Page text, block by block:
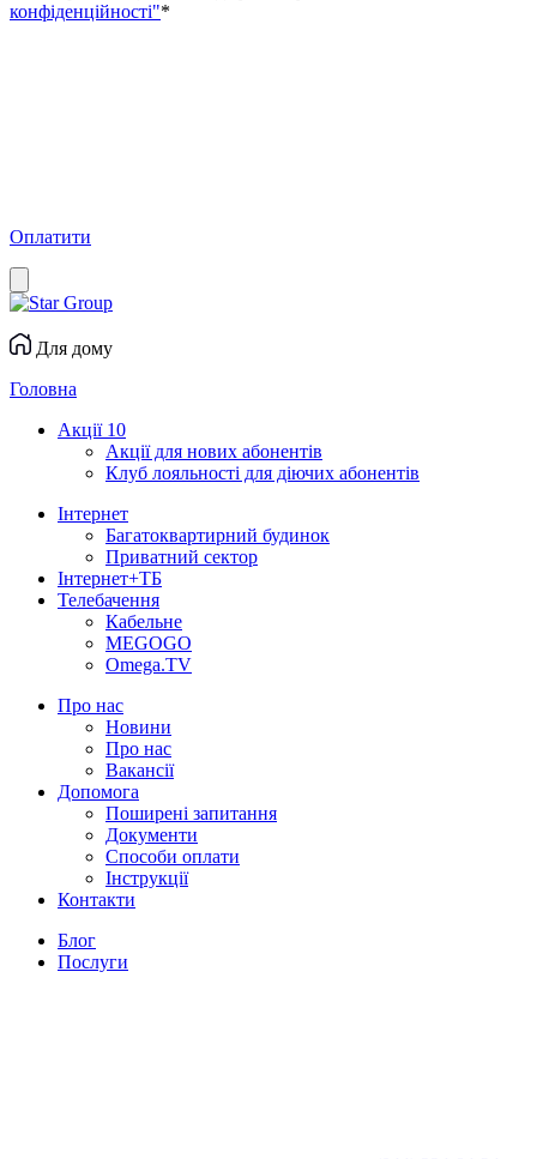
конфіденційності"*
Оплатити
Для дому
Головна
Акції 10
Акції для нових абонентів
Клуб лояльності для діючих абонентів
Інтернет
Багатоквартирний будинок
Приватний сектор
Інтернет+ТБ
Телебачення
Кабельне
MEGOGO
Omega.TV
Про нас
Новини
Про нас
Вакансії
Допомога
Поширені запитання
Документи
Способи оплати
Інструкції
Контакти
Блог
Послуги